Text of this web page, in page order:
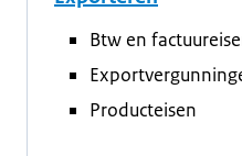
Btw en
Producteisen